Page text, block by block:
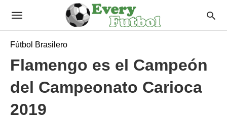
Fútbol Brasilero
Flamengo es el Campeón
del Campeonato Carioca
2019